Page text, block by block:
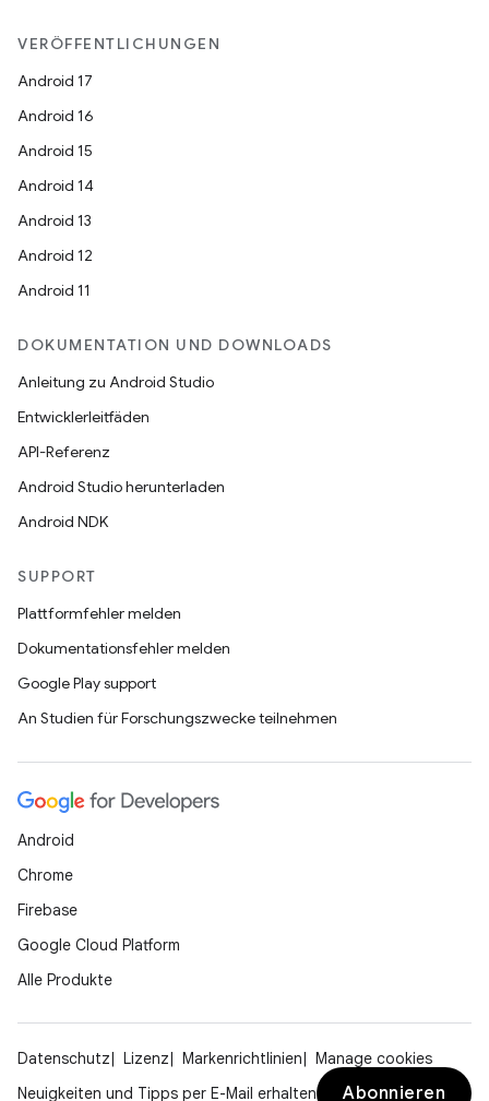
VERÖFFENTLICHUNGEN
Android 17
Android 16
Android 15
Android 14
Android 13
Android 12
Android 11
DOKUMENTATION UND DOWNLOADS
Anleitung zu Android Studio
Entwicklerleitfäden
API-Referenz
Android Studio herunterladen
Android NDK
SUPPORT
Plattformfehler melden
Dokumentationsfehler melden
Google Play support
An Studien für Forschungszwecke teilnehmen
Android
Chrome
Firebase
Google Cloud Platform
Alle Produkte
Datenschutz Lizenz Markenrichtlinien
Manage cookies
Neuigkeiten und Tipps per E-Mail erhalten
Abonnieren